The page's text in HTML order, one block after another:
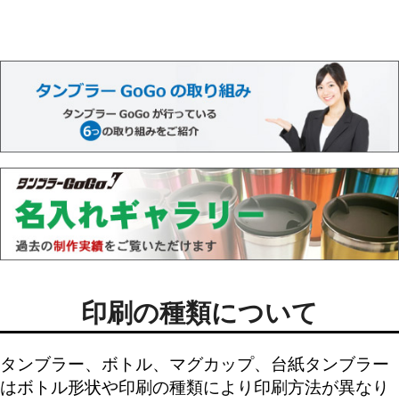
印刷の種類について
タンブラー、ボトル、マグカップ、台紙タンブラー
はボトル形状や印刷の種類により印刷方法が異なり